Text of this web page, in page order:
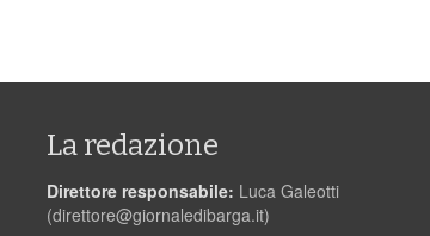
La redazione
Direttore responsabile: Luca Galeotti
(direttore@giornaledibarga.it)